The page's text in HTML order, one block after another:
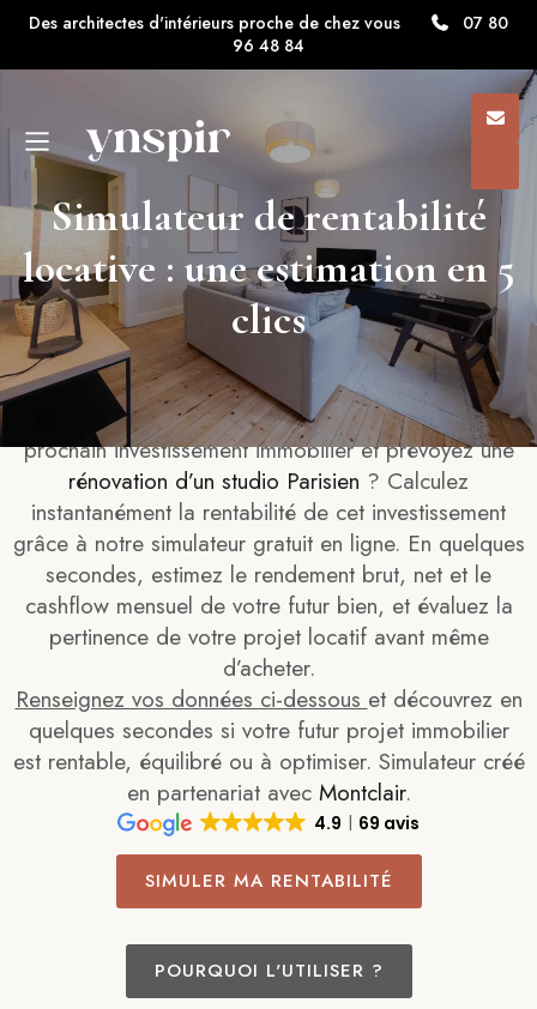
Des architectes d'intérieurs proche de chez vous
07 80
96 48 84
Simulateur de rentabilité
locative : une estimation en 5
clics
Vous vous apprêtez à vous lancer dans votre
prochain investissement immobilier et prévoyez une
rénovation d’un studio Parisien ? Calculez
instantanément la rentabilité de cet investissement
grâce à notre simulateur gratuit en ligne. En quelques
secondes, estimez le rendement brut, net et le
cashflow mensuel de votre futur bien, et évaluez la
pertinence de votre projet locatif avant même
d’acheter.
Renseignez vos données ci-dessous et découvrez en
quelques secondes si votre futur projet immobilier
est rentable, équilibré ou à optimiser. Simulateur créé
en partenariat avec Montclair.
4.9 69 avis
SIMULER MA RENTABILITÉ
POURQUOI L'UTILISER ?